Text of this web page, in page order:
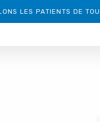
LES PATIENTS DE